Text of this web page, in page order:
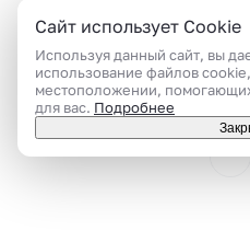
Сайт использует Cookie
Используя данный сайт, вы
использование файлов
местоположении,
для вас. Подробнее